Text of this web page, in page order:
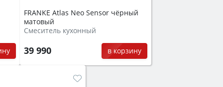
FRANKE Atlas Neo Sensor чёрный
матовый
Смеситель кухонный
39 990 в корзину